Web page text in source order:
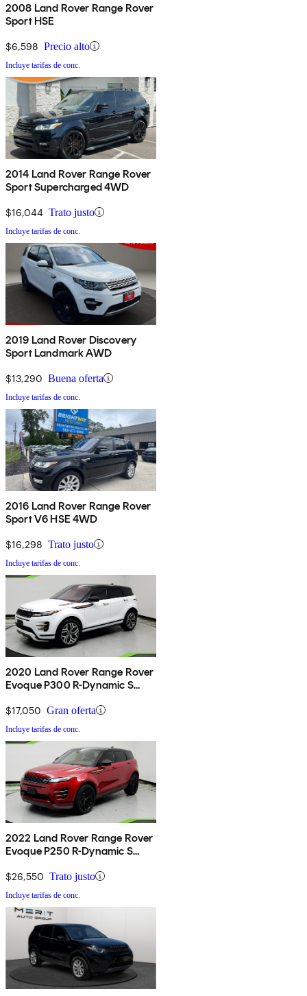
2008 Land Rover Range Rover
Sport HSE
$6,598 Precio alto
Incluye tarifas de conc.
2014 Land Rover Range Rover
Sport Supercharged 4WD
$16,044 Trato justo
Incluye tarifas de conc.
2019 Land Rover Discovery
Sport Landmark AWD
$13,290 Buena oferta
Incluye tarifas de conc.
2016 Land Rover Range Rover
Sport V6 HSE 4WD
$16,298 Trato justo
Incluye tarifas de conc.
2020 Land Rover Range Rover
Evoque P300 R-Dynamic S
$17,050 Gran oferta
Incluye tarifas de conc.
2022 Land Rover Range Rover
Evoque P250 R-Dynamic S
$26,550 Trato justo
Incluye tarifas de conc.